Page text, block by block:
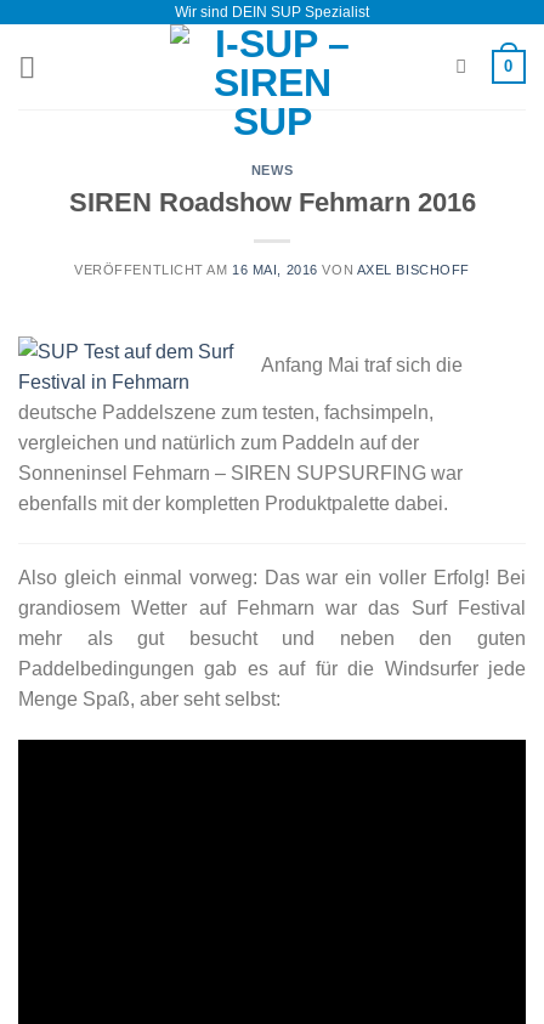
springen
Wir sind DEIN SUP Spezialist
0
NEWS
SIREN Roadshow Fehmarn 2016
VERÖFFENTLICHT AM 16 MAI, 2016 VON AXEL BISCHOFF
Anfang Mai traf sich die
deutsche Paddelszene zum testen, fachsimpeln,
vergleichen und natürlich zum Paddeln auf der
Sonneninsel Fehmarn – SIREN SUPSURFING war
ebenfalls mit der kompletten Produktpalette dabei.
Also gleich einmal vorweg: Das war ein voller Erfolg! Bei
grandiosem Wetter auf Fehmarn war das Surf Festival
mehr als gut besucht und neben den guten
Paddelbedingungen gab es auf für die Windsurfer jede
Menge Spaß, aber seht selbst: